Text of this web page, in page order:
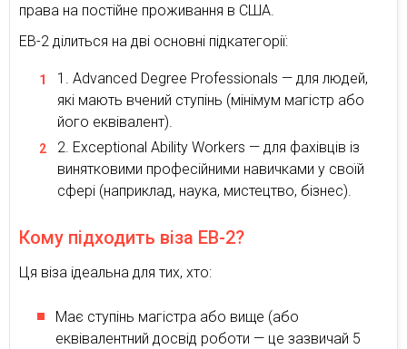
права на постійне проживання в США.
EB-2 ділиться на дві основні підкатегорії:
Advanced Degree Professionals — для людей,
які мають вчений ступінь (мінімум магістр або
його еквівалент).
Exceptional Ability Workers — для фахівців із
винятковими професійними навичками у своїй
сфері (наприклад, наука, мистецтво, бізнес).
Кому підходить віза EB-2?
Ця віза ідеальна для тих, хто:
Має ступінь магістра або вище (або
еквівалентний досвід роботи — це зазвичай 5